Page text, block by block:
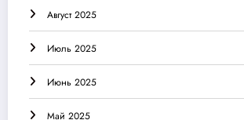
Август 2025
Июль 2025
Июнь 2025
Май 2025